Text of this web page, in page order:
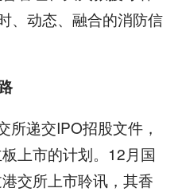
、动态、融合的消防信
递交IPO招股文件，
上市的计划。12月国
交所上市聆讯，其香